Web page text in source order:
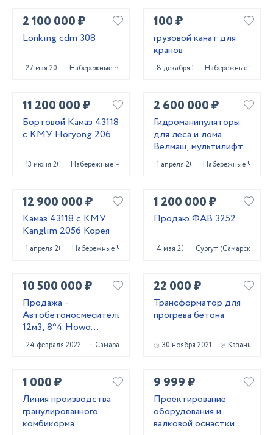
2 100 000 ₽
Lonking cdm 308
27 мая 2023 Набережные Челны
100 ₽
грузовой канат для
кранов
8 декабря 2023Набережные Челны
11 200 000 ₽
Бортовой Камаз 43118
с КМУ Horyong 206
13 июня 2023 Набережные Челны
2 600 000 ₽
Гидроманипуляторы
для леса и лома
Велмаш, мультилифт
1 апреля 2025 Набережные Челны
12 900 000 ₽
Камаз 43118 с КМУ
Kanglim 2056 Корея
1 апреля 2025 Набережные Челны
1 200 000 ₽
Продаю ФАВ 3252
4 мая 2023 Сургут (Самарская
10 500 000 ₽
Продажа -
Автобетоносмеситель
12м3, 8*4 Howo
HW76
24 февраля 2022 Самара
22 000 ₽
Трансформатор для
прогрева бетона
30 ноября 2021 Казань
1 000 ₽
Линия производства
гранулированного
комбикорма
9 999 ₽
Проектирование
оборудования и
валковой оснастки